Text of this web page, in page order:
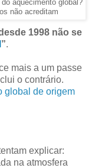
aquecimento global?
não acreditam
1998 não se
”.
mais a um passe
o contrário.
global de origem
explicar:
na atmosfera